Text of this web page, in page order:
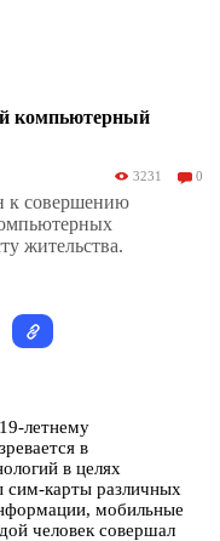
компьютерный
3231 0
к совершению
жительства.
летнему
в
в целях
сим-карты различных
мобильные
человек совершал